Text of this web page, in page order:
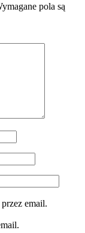
pola są
email.